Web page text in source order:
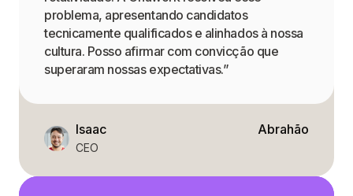
problema, apresentando candidatos
tecnicamente qualificados e alinhados à nossa
cultura. Posso afirmar com convicção que
superaram nossas expectativas.”
Isaac
CEO
Abrahão